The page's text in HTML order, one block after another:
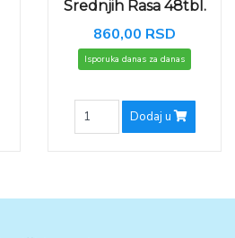
Srednjih Rasa 48tbl.
860,00 RSD
Isporuka danas za danas
Dodaj u